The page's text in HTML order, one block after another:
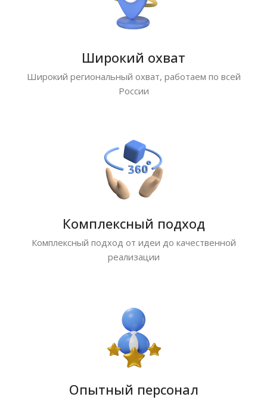
Широкий охват
Широкий региональный охват, работаем по всей
России
Комплексный подход
Комплексный подход от идеи до качественной
реализации
Опытный персонал